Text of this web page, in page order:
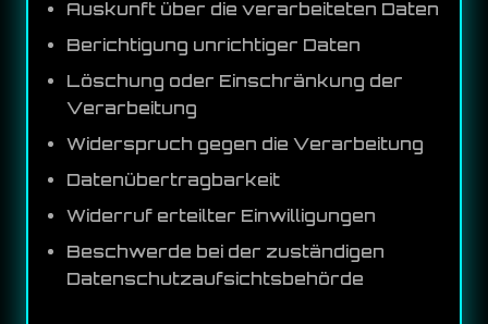
Auskunft über die verarbeiteten Daten
Berichtigung unrichtiger Daten
Löschung oder Einschränkung der
Verarbeitung
Widerspruch gegen die Verarbeitung
Datenübertragbarkeit
Widerruf erteilter Einwilligungen
Beschwerde bei der zuständigen
Datenschutzaufsichtsbehörde